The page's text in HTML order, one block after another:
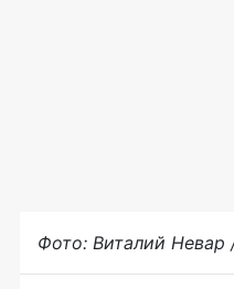
Фото: Виталий Невар